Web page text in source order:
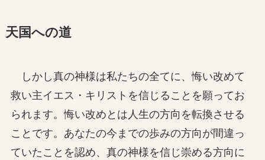
天国への道
しかし真の神様は私たちの全てに、悔い改めて
救い主イエス・キリストを信じることを願ってお
られます。悔い改めとは人生の方向を転換させる
ことです。あなたの今までの歩みの方向が間違っ
ていたことを認め、真の神様を信じ崇める方向に